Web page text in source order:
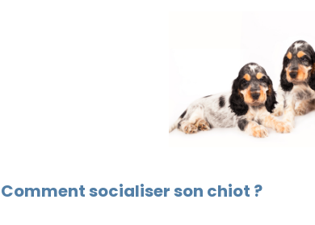
Comment socialiser son chiot ?